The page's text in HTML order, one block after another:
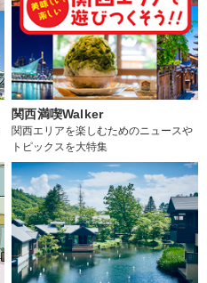
関西満喫Walker
関西エリアを楽しむためのニュースや
トピックスを大特集